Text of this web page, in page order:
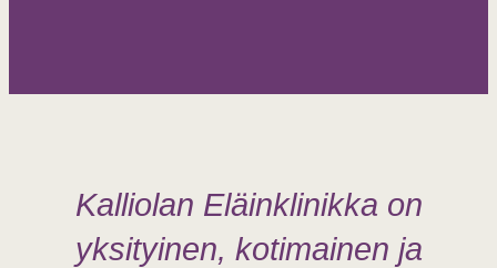
Kalliolan Eläinklinikka on
yksityinen, kotimainen ja